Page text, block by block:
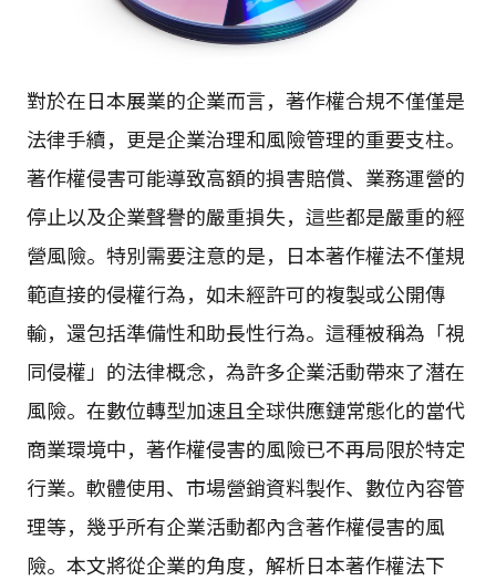
對於在日本展業的企業而言，著作權合規不僅僅是
法律手續，更是企業治理和風險管理的重要支柱。
著作權侵害可能導致高額的損害賠償、業務運營的
停止以及企業聲譽的嚴重損失，這些都是嚴重的經
營風險。特別需要注意的是，日本著作權法不僅規
範直接的侵權行為，如未經許可的複製或公開傳
輸，還包括準備性和助長性行為。這種被稱為「視
同侵權」的法律概念，為許多企業活動帶來了潛在
風險。在數位轉型加速且全球供應鏈常態化的當代
商業環境中，著作權侵害的風險已不再局限於特定
行業。軟體使用、市場營銷資料製作、數位內容管
理等，幾乎所有企業活動都內含著作權侵害的風
險。本文將從企業的角度，解析日本著作權法下